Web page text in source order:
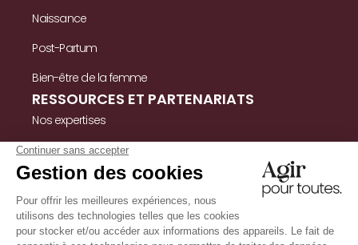
Naissance
Post-Partum
Bien-être de la femme
RESSOURCES ET PARTENARIATS
Nos expertises
Nos ressources
Témoignages
Nous contacter
INFORMATIONS